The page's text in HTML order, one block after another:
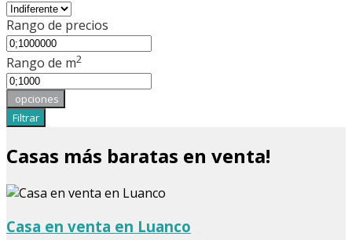
Rango de precios
Rango de m2
opciones
Filtrar
Casas más baratas en venta!
Casa en venta en Luanco